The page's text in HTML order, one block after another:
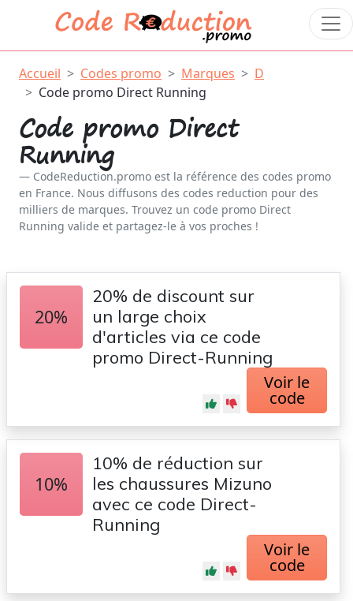
Accueil Codes promo Marques
D
Code promo Direct Running
Code promo Direct
Running
CodeReduction.promo est la référence des codes promo
en France. Nous diffusons des codes reduction pour des
milliers de marques. Trouvez un code promo Direct
Running valide et partagez-le à vos proches !
20%
20% de discount sur
un large choix
d'articles via ce code
promo Direct-Running
Voir le
code
10%
10% de réduction sur
les chaussures Mizuno
avec ce code Direct-
Running
Voir le
code